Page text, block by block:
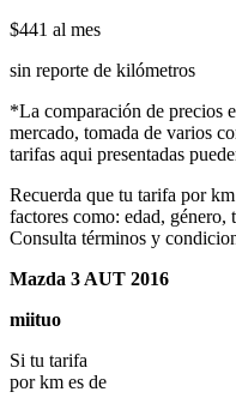
$441 al mes
sin reporte de kilómetros
*La comparación de precios
mercado, tomada de varios
tarifas aqui presentadas
Recuerda que tu tarifa por
factores como: edad,
Consulta términos y
Mazda 3 AUT 2016
miituo
Si tu tarifa
por km es de